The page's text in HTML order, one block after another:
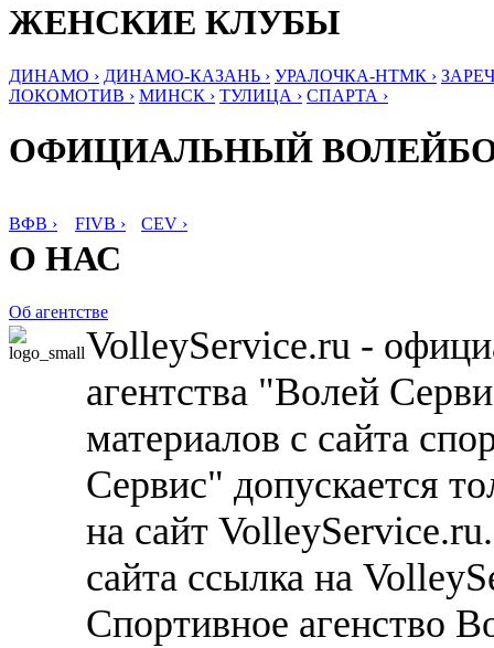
ЖЕНСКИЕ КЛУБЫ
ДИНАМО › ДИНАМО-КАЗАНЬ › УРАЛОЧКА-НТМК ›
ЛОКОМОТИВ › МИНСК › ТУЛИЦА › СПАРТА ›
ОФИЦИАЛЬНЫЙ
ВФВ › FIVB › CEV ›
О НАС
Об агентстве
VolleyService.ru -
агентства "Волей
материалов с сайта
Сервис" допускается
на сайт
сайта ссылка на
Спортивное агенство